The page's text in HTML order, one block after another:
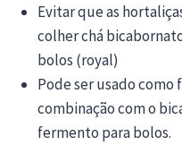
Evitar que as
colher chá
bolos (royal)
Pode ser usado
combinação com o
fermento para bolos.